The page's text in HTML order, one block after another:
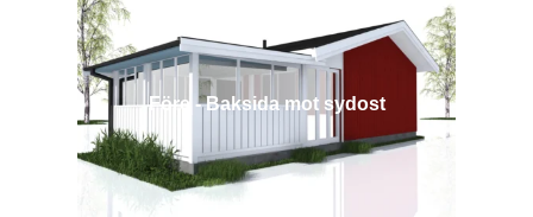
Före - Baksida mot sydost